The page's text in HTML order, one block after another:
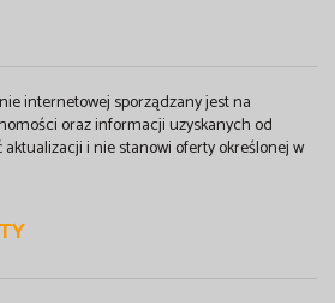
internetowej sporządzany jest na
oraz informacji uzyskanych od
aktualizacji i nie stanowi oferty określonej w